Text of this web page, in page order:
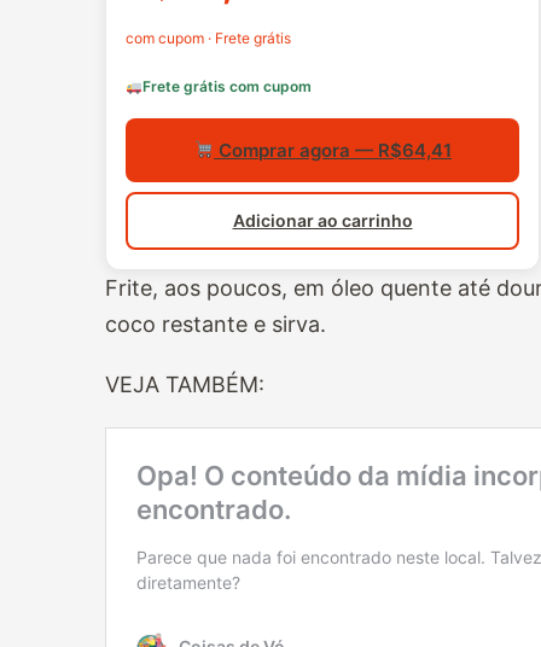
com cupom · Frete grátis
Frete grátis com cupom
Comprar agora — R$64,41
Adicionar ao carrinho
Frite, aos poucos, em óleo quente até
coco restante e sirva.
VEJA TAMBÉM: